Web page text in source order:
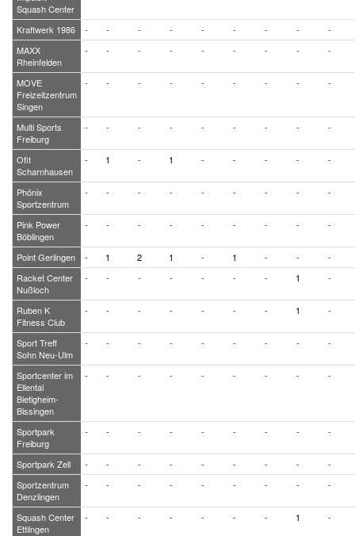
Squash Center
Kraftwerk 1986 - - - - - - - -
-
MAXX
Rheinfelden
- - - - - - - - -
MOVE
Freizeitzentrum
Singen
- - - - - - - - -
Multi Sports
Freiburg
- - - - - - - - -
Ofit
Scharnhausen
- 1 - 1 - - - - -
Phönix
Sportzentrum
- - - - - - - - -
Pink Power
Böblingen
- - - - - - - - -
Point Gerlingen - 1 2 1 - 1 - -
-
Racket Center
Nußloch
- - - - - - - 1 -
Ruben K
Fitness Club
- - - - - - - 1 -
Sport Treff
Sohn Neu-Ulm
- - - - - - - - -
Sportcenter im
Ellental
Bietigheim-
Bissingen
- - - - - - - - -
Sportpark
Freiburg
- - - - - - - - -
Sportpark Zell - - - - - - - -
-
Sportzentrum
Denzlingen
- - - - - - - - -
Squash Center
Ettlingen
- - - - - - - 1 -